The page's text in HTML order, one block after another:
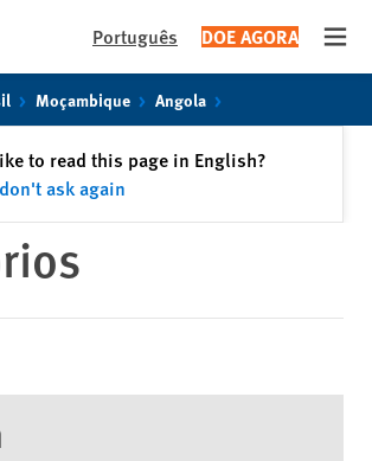
Português DOE AGORA
Moçambique Angola
to read this page in English?
ask again